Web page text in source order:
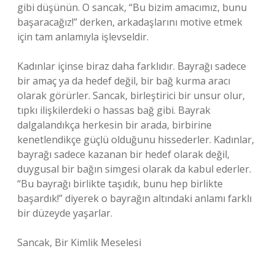
gibi düşünün. O sancak, “Bu bizim amacımız, bunu
başaracağız!” derken, arkadaşlarını motive etmek
için tam anlamıyla işlevseldir.
Kadınlar içinse biraz daha farklıdır. Bayrağı sadece
bir amaç ya da hedef değil, bir bağ kurma aracı
olarak görürler. Sancak, birleştirici bir unsur olur,
tıpkı ilişkilerdeki o hassas bağ gibi. Bayrak
dalgalandıkça herkesin bir arada, birbirine
kenetlendikçe güçlü olduğunu hissederler. Kadınlar,
bayrağı sadece kazanan bir hedef olarak değil,
duygusal bir bağın simgesi olarak da kabul ederler.
“Bu bayrağı birlikte taşıdık, bunu hep birlikte
başardık!” diyerek o bayrağın altındaki anlamı farklı
bir düzeyde yaşarlar.
Sancak, Bir Kimlik Meselesi